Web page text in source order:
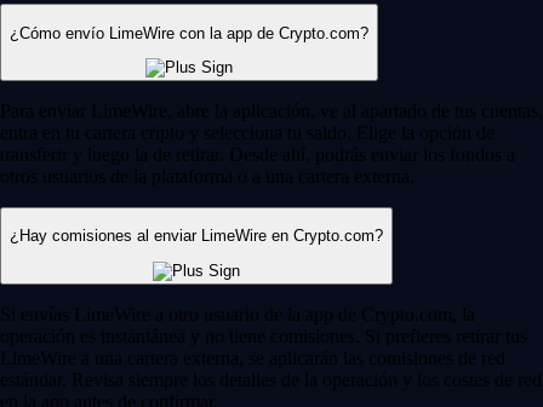
¿Cómo envío LimeWire con la app de Crypto.com?
Para enviar LimeWire, abre la aplicación, ve al apartado de tus cuentas,
entra en tu cartera cripto y selecciona tu saldo. Elige la opción de
transferir y luego la de retirar. Desde ahí, podrás enviar los fondos a
otros usuarios de la plataforma o a una cartera externa.
¿Hay comisiones al enviar LimeWire en Crypto.com?
Si envías LimeWire a otro usuario de la app de Crypto.com, la
operación es instantánea y no tiene comisiones. Si prefieres retirar tus
LimeWire a una cartera externa, se aplicarán las comisiones de red
estándar. Revisa siempre los detalles de la operación y los costes de red
en la app antes de confirmar.